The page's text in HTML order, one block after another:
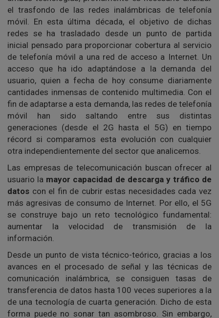
el trasfondo de las redes inalámbricas de telefonía
móvil. En esta última década, el objetivo de dichas
redes se ha trasladado desde un punto de partida
inicial pensado para proporcionar cobertura al servicio
de telefonía móvil a una red de acceso a Internet. Un
acceso que ha ido adaptándose a la demanda del
usuario, quien a fecha de hoy consume diariamente
cantidades inmensas de contenido multimedia. Con el
fin de adaptarse a esta demanda, las redes de telefonía
móvil han sido saltando entre sus distintas
generaciones (desde el 2G hasta el 5G) en tiempo
récord si comparamos esta evolución con cualquier
otra independientemente del sector que analicemos.
Las empresas de telecomunicación buscan ofrecer al
usuario la mayor capacidad de descarga y tráfico de
datos con el fin de cubrir estas necesidades cada vez
más agresivas de consumo de Internet. Por ello, el 5G
se construye bajo un reto tecnológico fundamental:
aumentar la velocidad de transmisión de la
información.
Desde un punto de vista técnico-teórico, gracias a los
avances en el procesado de señal y las técnicas de
comunicación inalámbrica, se consiguen tasas de
transferencia de datos hasta 100 veces superiores a la
de una tecnología de cuarta generación. Dicho de esta
forma puede no sonar tan asombroso. Sin embargo,